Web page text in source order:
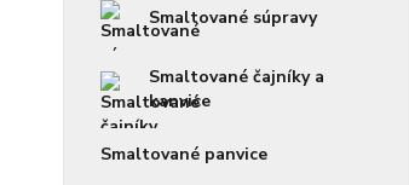
Smaltované súpravy
Smaltované čajníky a
kanvice
Smaltované panvice